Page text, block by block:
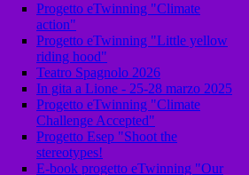
Progetto eTwinning "Climate
action"
Progetto eTwinning "Little yellow
riding hood"
Teatro Spagnolo 2026
In gita a Lione - 25-28 marzo 2025
Progetto eTwinning "Climate
Challenge Accepted"
Progetto Esep "Shoot the
stereotypes!
E-book progetto eTwinning "Our